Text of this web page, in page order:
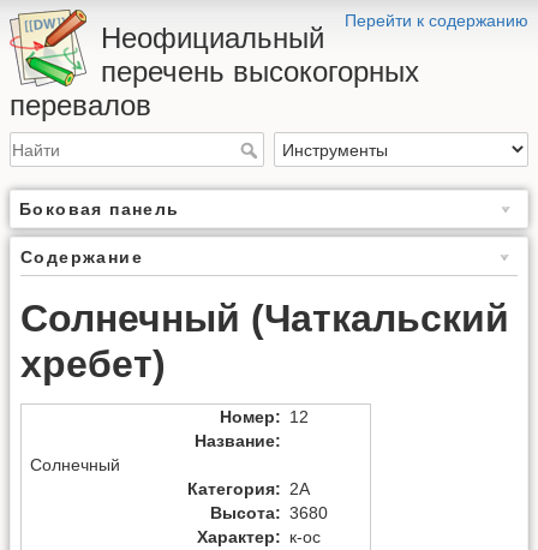
Перейти к содержанию
Неофициальный
перечень высокогорных
перевалов
Боковая панель
Содержание
Солнечный (Чаткальский
хребет)
Номер: 12
Название:
Солнечный
Категория: 2А
Высота: 3680
Характер: к-ос